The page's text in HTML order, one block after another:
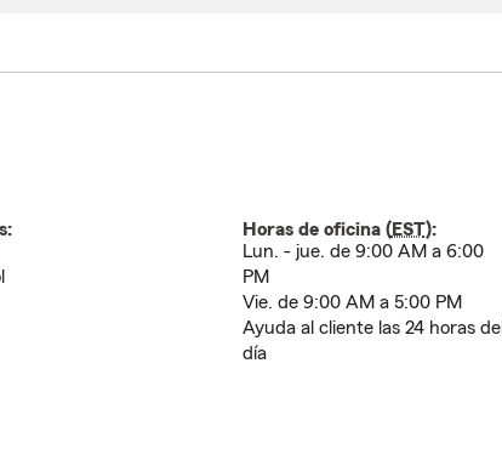
Horas de oficina (EST):
Lun. - jue. de 9:00 AM a 6:00
PM
Vie. de 9:00 AM a 5:00 PM
Ayuda al cliente las 24 horas del
día